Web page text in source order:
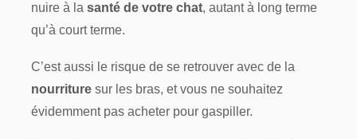
nuire à la santé de votre chat, autant à long terme
qu’à court terme.
C’est aussi le risque de se retrouver avec de la
nourriture sur les bras, et vous ne souhaitez
évidemment pas acheter pour gaspiller.